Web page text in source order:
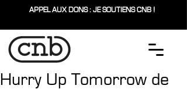
APPEL AUX DONS : JE SOUTIENS CNB !
Hurry Up Tomorrow de